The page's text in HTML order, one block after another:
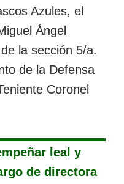
Azules, el
Ángel
la sección 5/a.
de la Defensa
Coronel
leal y
de directora